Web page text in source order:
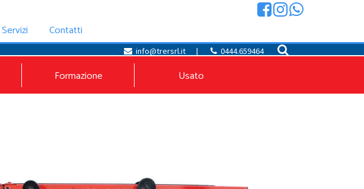
info@trersrl.it | 0444.659464
Servizi Contatti
Formazione Usato